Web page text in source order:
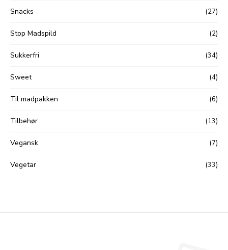
Snacks (27)
Stop Madspild (2)
Sukkerfri (34)
Sweet (4)
Til madpakken (6)
Tilbehør (13)
Vegansk (7)
Vegetar (33)